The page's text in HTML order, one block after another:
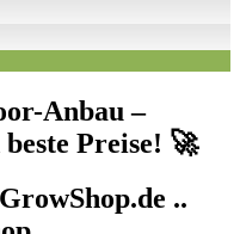
Anbau –
Preise! 🚀
..